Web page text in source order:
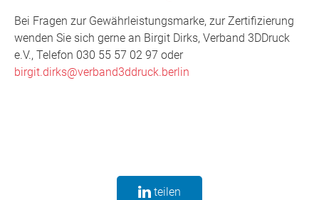
Bei Fragen zur Gewährleistungsmarke, zur Zertifizierung
wenden Sie sich gerne an Birgit Dirks, Verband 3DDruck
e.V., Telefon 030 55 57 02 97 oder
birgit.dirks@verband3ddruck.berlin
teilen